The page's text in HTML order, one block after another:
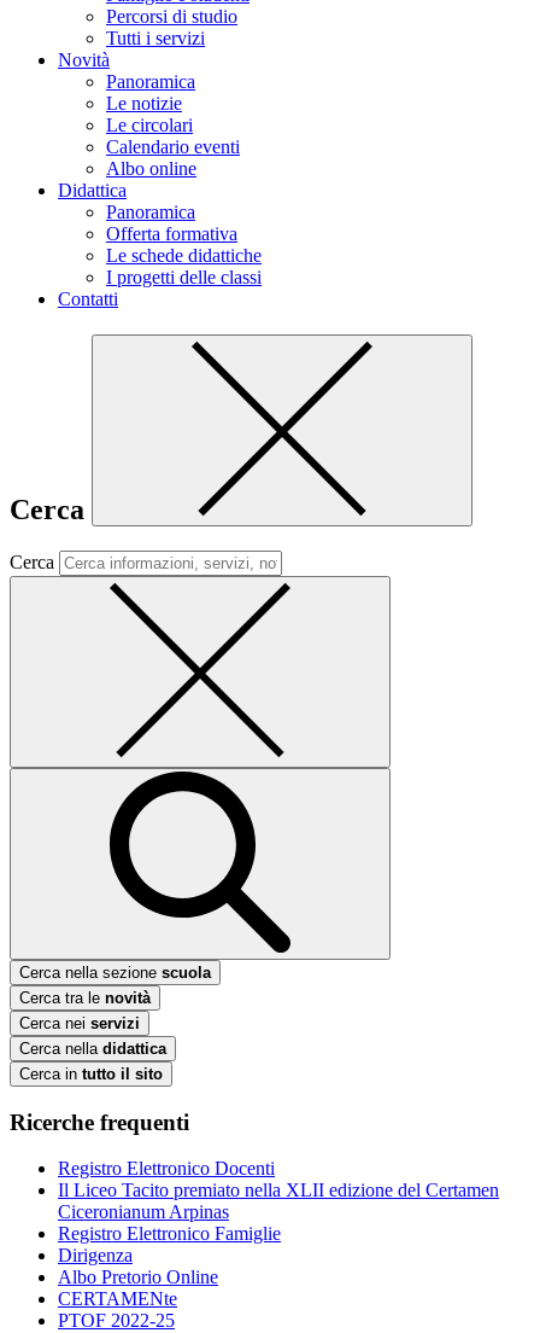
Percorsi di studio
Tutti i servizi
Novità
Panoramica
Le notizie
Le circolari
Calendario eventi
Albo online
Didattica
Panoramica
Offerta formativa
Le schede didattiche
I progetti delle classi
Contatti
Cerca
Cerca
Cerca nella sezione scuola
Cerca tra le novità
Cerca nei servizi
Cerca nella didattica
Cerca in tutto il sito
Ricerche frequenti
Registro Elettronico Docenti
Il Liceo Tacito premiato nella XLII edizione del Certamen
Ciceronianum Arpinas
Registro Elettronico Famiglie
Dirigenza
Albo Pretorio Online
CERTAMENte
PTOF 2022-25